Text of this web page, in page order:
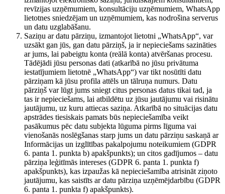
revīzijas uzņēmumiem, konsultāciju uzņēmumiem, WhatsApp
lietotnes sniedzējam un uzņēmumiem, kas nodrošina serverus
un datu uzglabāšanu.
Saziņu ar datu pārziņu, izmantojot lietotni „WhatsApp“, var
uzsākt gan jūs, gan datu pārziņš, ja ir nepieciešams sazināties
ar jums, lai pabeigtu konta (reālā konta) atvēršanas procesu.
Tādējādi jūsu personas dati (atkarībā no jūsu privātuma
iestatījumiem lietotnē „WhatsApp“) var tikt nosūtīti datu
pārziņam kā jūsu profila attēls un tālruņa numurs. Datu
pārziņš var lūgt jums sniegt citus personas datus tikai tad, ja
tas ir nepieciešams, lai atbildētu uz jūsu jautājumu vai risinātu
jautājumu, uz kuru attiecas saziņa. Atkarībā no situācijas datu
apstrādes tiesiskais pamats būs nepieciešamība veikt
pasākumus pēc datu subjekta lūguma pirms līguma vai
vienošanās noslēgšanas starp jums un datu pārziņu saskaņā ar
Informācijas un izglītības pakalpojumu noteikumiem (GDPR
6. panta 1. punkta b) apakšpunkts); un citos gadījumos – datu
pārziņa leģitīmās intereses (GDPR 6. panta 1. punkta f)
apakšpunkts), kas izpaužas kā nepieciešamība atrisināt ziņoto
jautājumu, kas saistīts ar datu pārziņa uzņēmējdarbību (GDPR
6. panta 1. punkta f) apakšpunkts).